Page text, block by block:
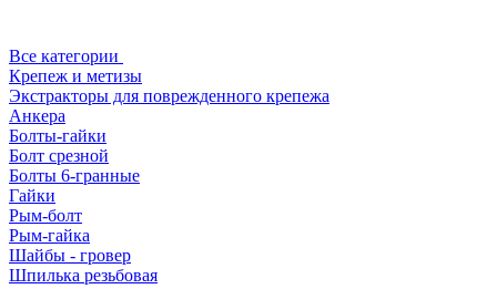
Все категории
Крепеж и метизы
Экстракторы для поврежденного крепежа
Анкера
Болты-гайки
Болт срезной
Болты 6-гранные
Гайки
Рым-болт
Рым-гайка
Шайбы - гровер
Шпилька резьбовая